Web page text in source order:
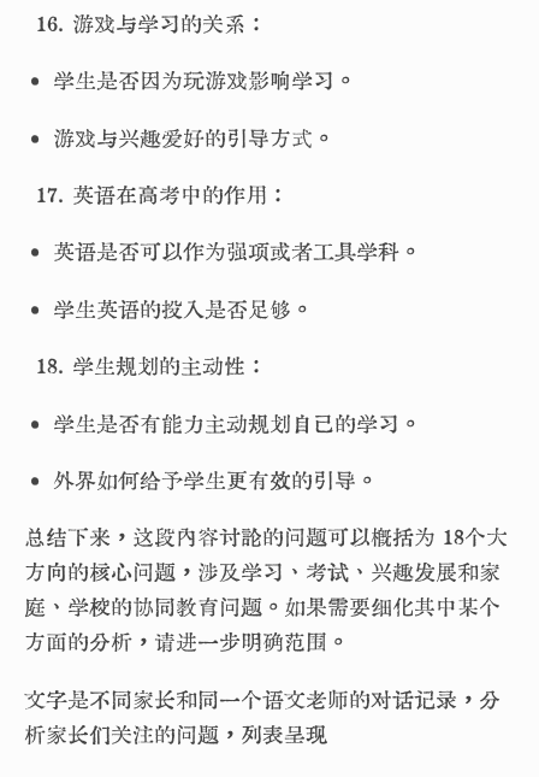
游戏与学习的关系：
• 学生是否因为玩游戏影响学习。
• 游戏与兴趣爱好的引导方式。
英语在高考中的作用：
• 英语是否可以作为强项或者工具学科。
• 学生英语的投入是否足够。
学生规划的主动性：
• 学生是否有能力主动规划自己的学习。
• 外界如何给予学生更有效的引导。
总结下来，这段内容讨论的问题可以概括为 18个大
方向的核心问题，涉及学习、考试、兴趣发展和家
庭、学校的协同教育问题。如果需要细化其中某个
方面的分析，请进一步明确范围。
文字是不同家长和同一个语文老师的对话记录，分
析家长们关注的问题，列表呈现